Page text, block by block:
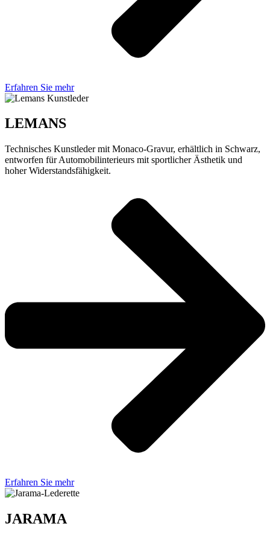
Erfahren Sie mehr
LEMANS
Technisches Kunstleder mit Monaco-Gravur, erhältlich in Schwarz,
entworfen für Automobilinterieurs mit sportlicher Ästhetik und
hoher Widerstandsfähigkeit.
Erfahren Sie mehr
JARAMA